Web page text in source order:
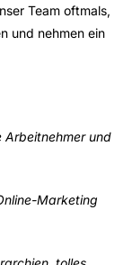
Team oftmals,
und nehmen ein
Arbeitnehmer und
Marketing